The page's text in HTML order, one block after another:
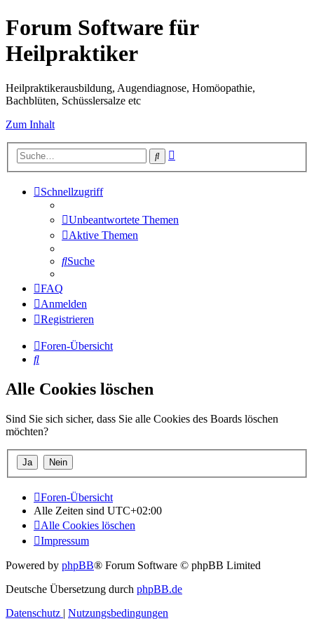
Forum Software für
Heilpraktiker
Heilpraktikerausbildung, Augendiagnose, Homöopathie,
Bachblüten, Schüsslersalze etc
Zum Inhalt
Suche
Schnellzugriff
Unbeantwortete Themen
Aktive Themen
Suche
FAQ
Anmelden
Registrieren
Foren-Übersicht
Suche
Alle Cookies löschen
Sind Sie sich sicher, dass Sie alle Cookies des Boards löschen
möchten?
Foren-Übersicht
Alle Zeiten sind UTC+02:00
Alle Cookies löschen
Impressum
Powered by phpBB® Forum Software © phpBB Limited
Deutsche Übersetzung durch phpBB.de
Datenschutz | Nutzungsbedingungen